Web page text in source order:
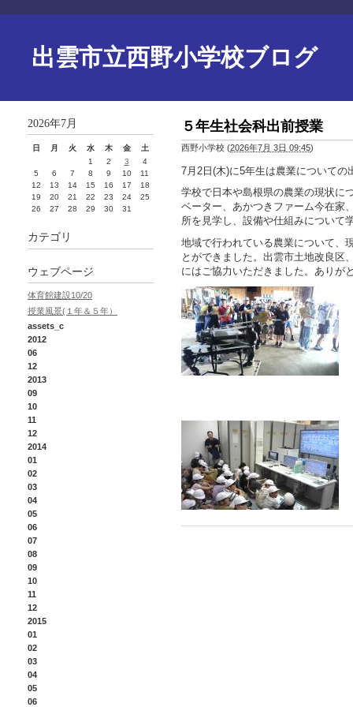
出雲市立西野小学校ブログ
５年生社会科出前授業
西野小学校 (2026年7月 3日 09:45)
7月2日(木)に5年生は農業についての
学校で日本や島根県の農業の現状に
ベーター、あかつきファーム今在家
所を見学し、設備や仕組みについて
地域で行われている農業について、
とができました。出雲市土地改良区
にはご協力いただきました。ありが
2026年7月
日 月 火 水 木 金
土
1
2 3
4
5
6 7 8 9 10
11
12
13 14 15 16 17
18
19
20 21 22 23 24
25
26
27 28 29 30 31
カテゴリ
ウェブページ
体育館建設10/20
授業風景(１年＆５年）
assets_c
2012
06
12
2013
09
10
11
12
2014
01
02
03
04
05
06
07
08
09
10
11
12
2015
01
02
03
04
05
06